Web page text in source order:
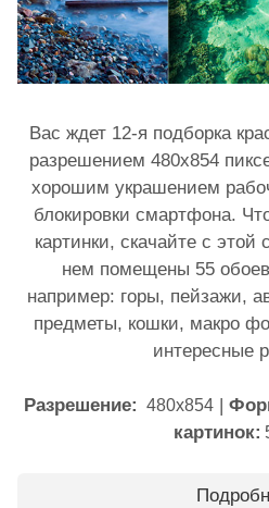
Вас ждет 12-я подборка
разрешением 480x854
хорошим украшением
блокировки смартфона.
картинки, скачайте с
нем помещены 55
например: горы, пейзажи,
предметы, кошки, макро
интересные
Разрешение: 480x854|
картинок: